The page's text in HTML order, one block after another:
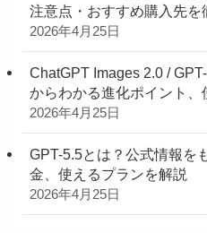
注意点・おすすめ購入先を
2026年4月25日
ChatGPT Images 2.0 /
からわかる進化ポイント、
2026年4月25日
GPT-5.5とは？公式情報を
金、使えるプランを解説
2026年4月25日